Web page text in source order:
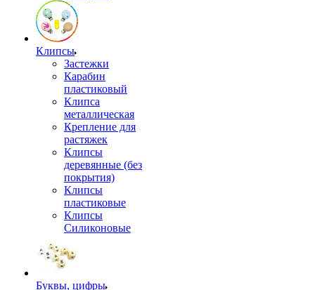
Клипсы
Застежки
Карабин
пластиковый
Клипса
металлическая
Крепление для
растяжек
Клипсы
деревянные (без
покрытия)
Клипсы
пластиковые
Клипсы
Силиконовые
Буквы, цифры